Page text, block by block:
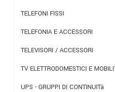
TELEFONI FISSI
TELEFONIA E ACCESSORI
TELEVISORI / ACCESSORI
TV ELETTRODOMESTICI E
UPS - GRUPPI DI CONTINUITà